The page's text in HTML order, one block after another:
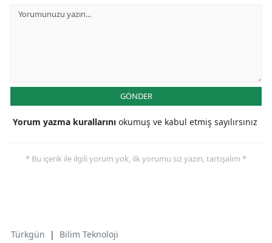
GÖNDER
Yorum yazma kurallarını okumuş ve kabul etmiş sayılırsınız
* Bu içerik ile ilgili yorum yok, ilk yorumu siz yazın, tartışalım *
Türkgün | Bilim Teknoloji